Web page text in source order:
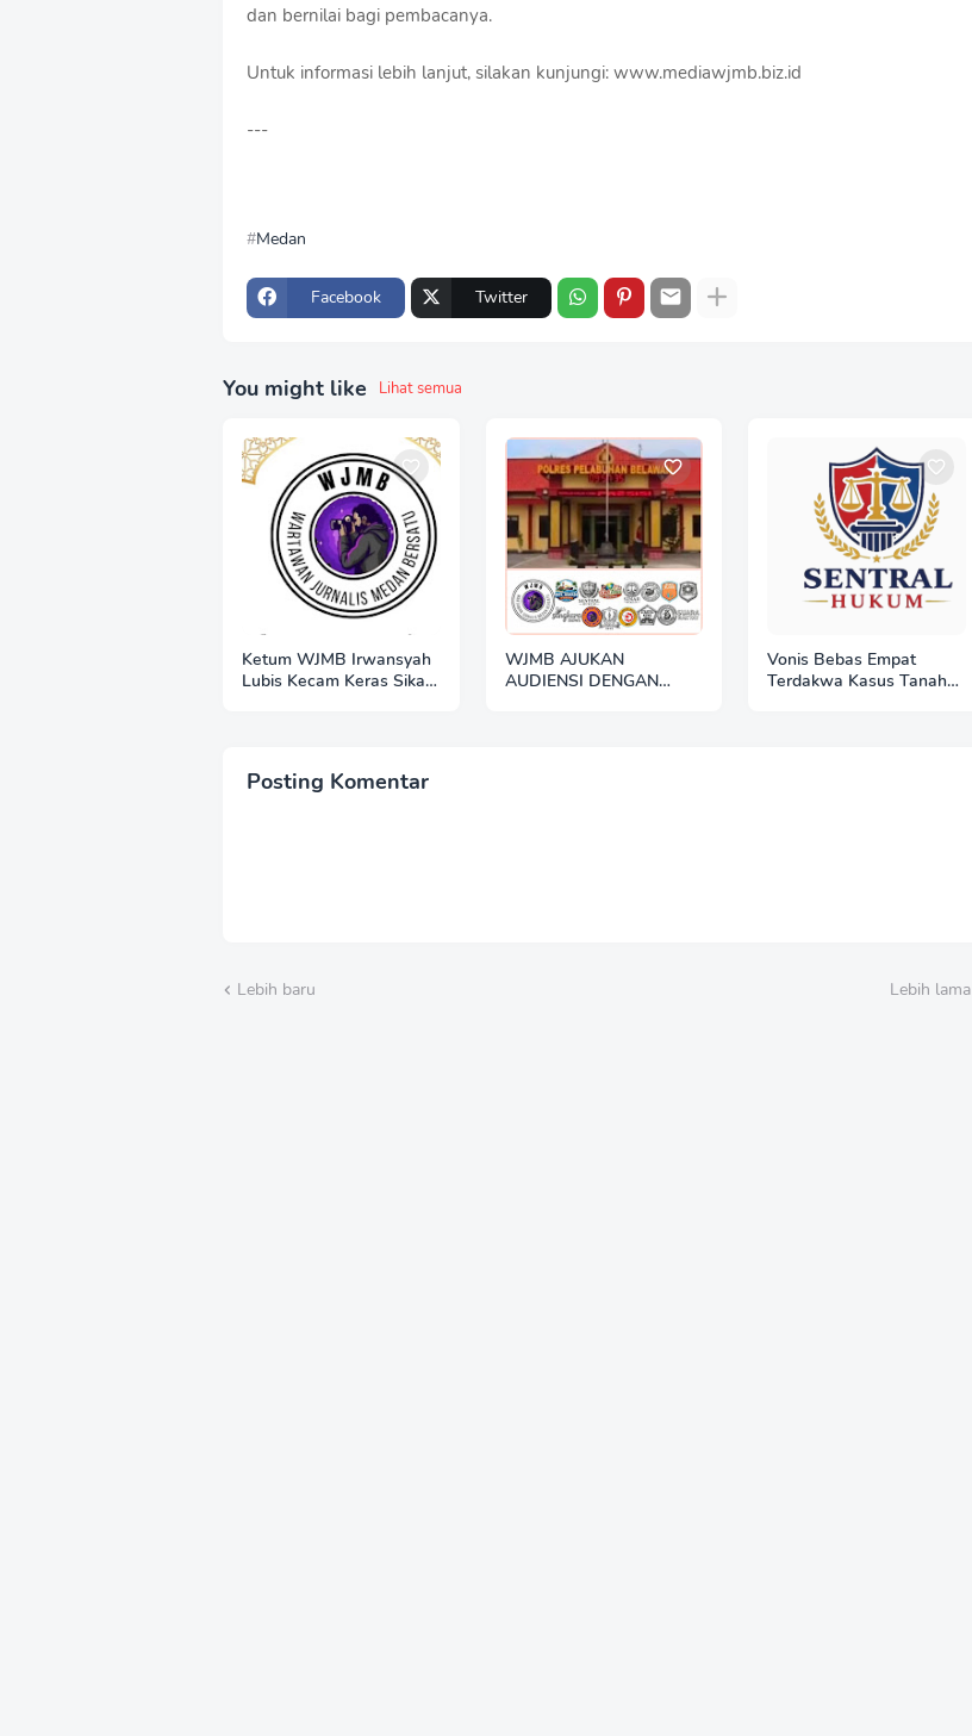
dan bernilai bagi pembacanya.
Untuk informasi lebih lanjut, silakan kunjungi: www.mediawjmb.biz.id
---
Medan
Facebook Twitter
You might like Lihat semua
Ketum WJMB Irwansyah
Lubis Kecam Keras Sikap
WJMB AJUKAN
AUDIENSI DENGAN
Vonis Bebas Empat
Terdakwa Kasus Tanah
Posting Komentar
Lebih baru Lebih lama